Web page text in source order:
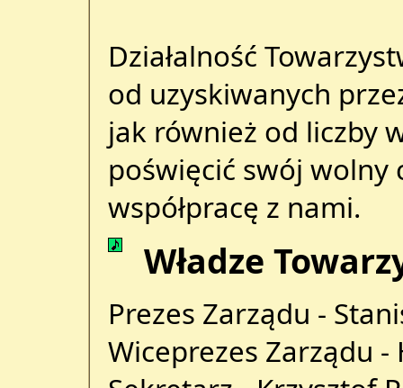
Działalność
od uzyskiwanych
jak również od liczby
poświęcić swój wolny
współpracę z nami.
Władze
Prezes Zarządu -
Wiceprezes Zarządu -